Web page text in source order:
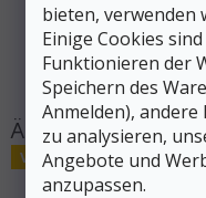
bieten, verwenden
Einige Cookies
Funktionieren der
Speichern des
Anmelden),
zu analysieren,
Angebote und
anzupassen.
Größe:
55-59,
Produktart:
#sizes_table#: hidden
Verkauf